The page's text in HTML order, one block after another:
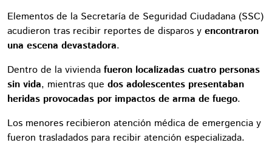
Elementos de la Secretaría de Seguridad Ciudadana (SSC)
acudieron tras recibir reportes de disparos y encontraron
una escena devastadora.
Dentro de la vivienda fueron localizadas cuatro personas
sin vida, mientras que dos adolescentes presentaban
heridas provocadas por impactos de arma de fuego.
Los menores recibieron atención médica de emergencia y
fueron trasladados para recibir atención especializada.